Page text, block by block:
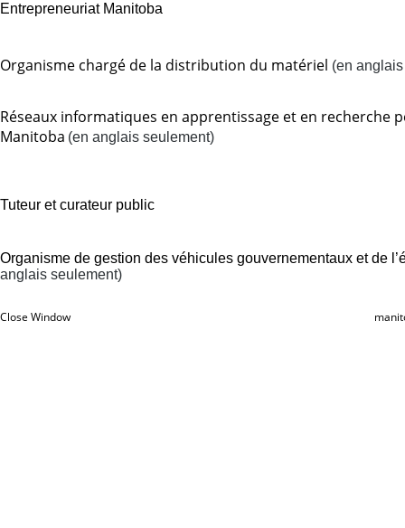
Entrepreneuriat Manitoba
Organisme chargé de la distribution du matériel (en
Réseaux informatiques en apprentissage et en recherche
Manitoba (en anglais seulement)
Tuteur et curateur public
Organisme de gestion des véhicules gouvernementaux et de
anglais seulement)
Close Window